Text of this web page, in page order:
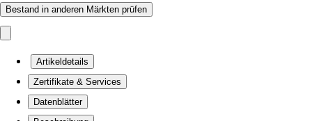
Bestand in anderen Märkten prüfen
Artikeldetails
Zertifikate & Services
Datenblätter